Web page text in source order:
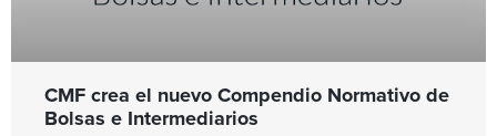
CMF crea el nuevo Compendio Normativo de
Bolsas e Intermediarios